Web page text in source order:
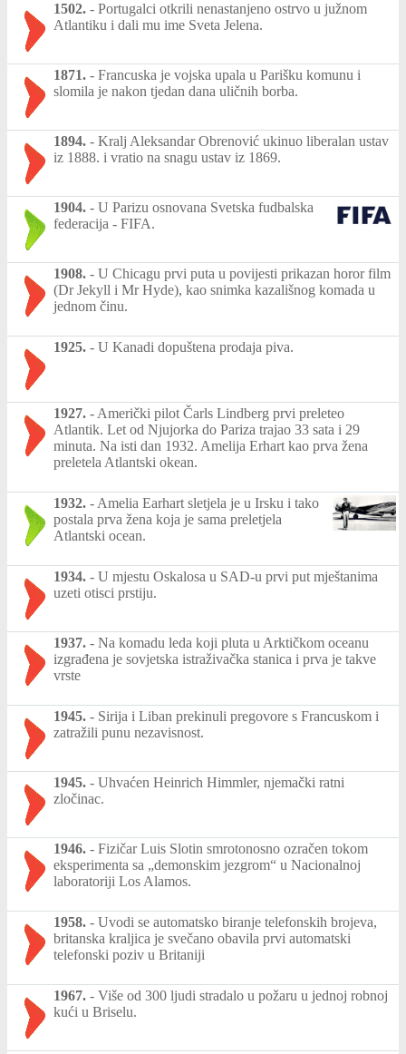
1502. - Portugalci otkrili nenastanjeno ostrvo u južnom
Atlantiku i dali mu ime Sveta Jelena.
1871. - Francuska je vojska upala u Parišku komunu i
slomila je nakon tjedan dana uličnih borba.
1894. - Kralj Aleksandar Obrenović ukinuo liberalan ustav
iz 1888. i vratio na snagu ustav iz 1869.
1904. - U Parizu osnovana Svetska fudbalska
federacija - FIFA.
1908. - U Chicagu prvi puta u povijesti prikazan horor film
(Dr Jekyll i Mr Hyde), kao snimka kazališnog komada u
jednom činu.
1925. - U Kanadi dopuštena prodaja piva.
1927. - Američki pilot Čarls Lindberg prvi preleteo
Atlantik. Let od Njujorka do Pariza trajao 33 sata i 29
minuta. Na isti dan 1932. Amelija Erhart kao prva žena
preletela Atlantski okean.
1932. - Amelia Earhart sletjela je u Irsku i tako
postala prva žena koja je sama preletjela
Atlantski ocean.
1934. - U mjestu Oskalosa u SAD-u prvi put mještanima
uzeti otisci prstiju.
1937. - Na komadu leda koji pluta u Arktičkom oceanu
izgrađena je sovjetska istraživačka stanica i prva je takve
vrste
1945. - Sirija i Liban prekinuli pregovore s Francuskom i
zatražili punu nezavisnost.
1945. - Uhvaćen Heinrich Himmler, njemački ratni
zločinac.
1946. - Fizičar Luis Slotin smrotonosno ozračen tokom
eksperimenta sa „demonskim jezgrom“ u Nacionalnoj
laboratoriji Los Alamos.
1958. - Uvodi se automatsko biranje telefonskih brojeva,
britanska kraljica je svečano obavila prvi automatski
telefonski poziv u Britaniji
1967. - Više od 300 ljudi stradalo u požaru u jednoj robnoj
kući u Briselu.